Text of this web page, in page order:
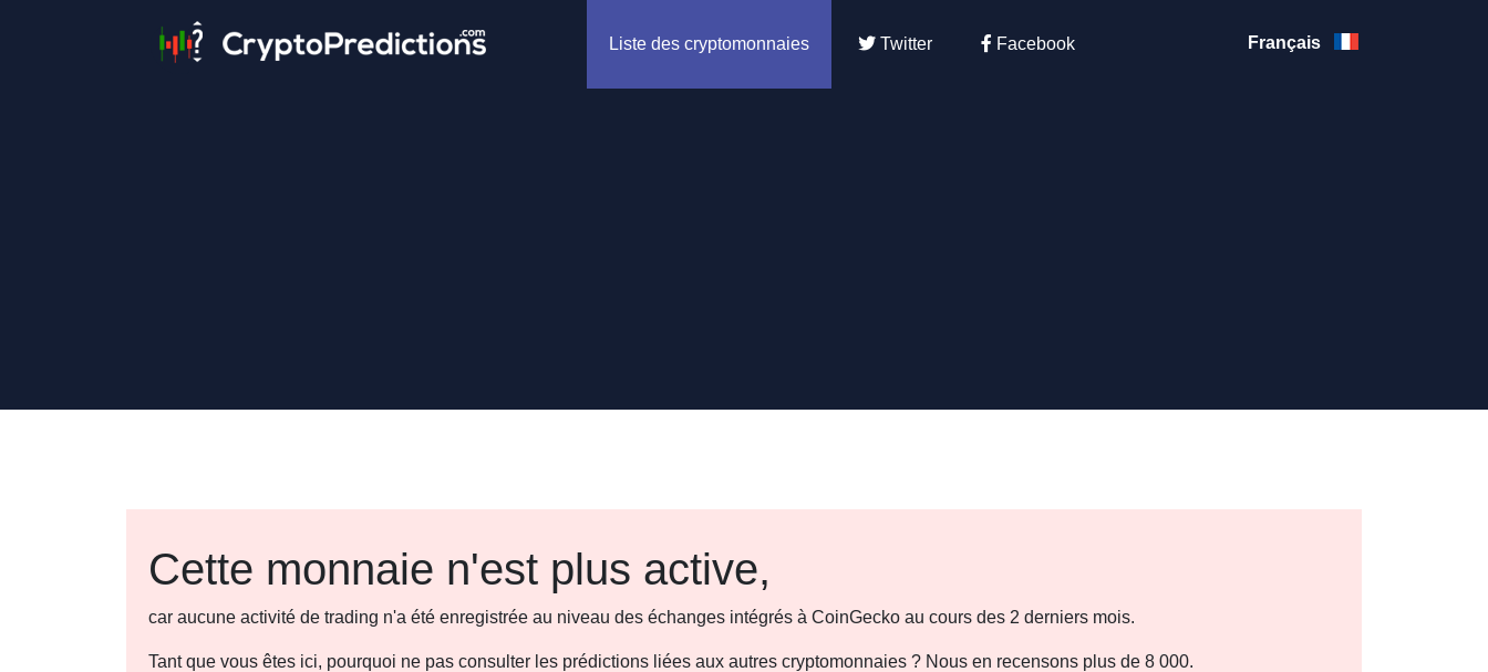
Liste des cryptomonnaies Twitter Facebook Français
Cette monnaie n'est plus active,
car aucune activité de trading n'a été enregistrée au niveau des échanges intégrés à CoinGecko au cours des 2 derniers mois.
Tant que vous êtes ici, pourquoi ne pas consulter les prédictions liées aux autres cryptomonnaies ? Nous en recensons plus de 8 000.